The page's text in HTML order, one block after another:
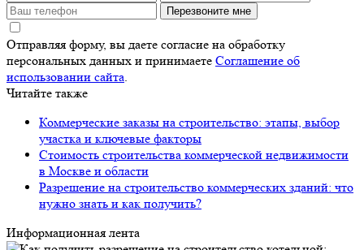
Перезвоните мне
Отправляя форму, вы даете согласие на обработку
персональных данных и принимаете Соглашение об
использовании сайта.
Читайте также
Коммерческие заказы на строительство: этапы, выбор
участка и ключевые факторы
Стоимость строительства коммерческой недвижимости
в Москве и области
Разрешение на строительство коммерческих зданий: что
нужно знать и как получить?
Информационная лента